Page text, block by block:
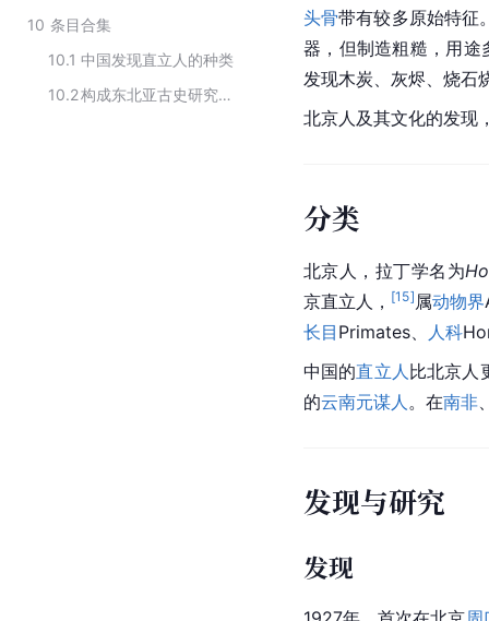
10 条目合集
10.1 中国发现直立人的种类
10.2
构成东北亚古史研究主体的主要民族
头骨带有较多原始特征
器，但制造粗糙，用途
发现木炭、灰烬、烧石
北京人及其文化的发现
分类
北京人，拉丁学名为
京直立人， [15] 属动物界
长目 Primates、 人科
中国的直立人 比北京人
的云南元谋人 。在南非
发现与研究
发现